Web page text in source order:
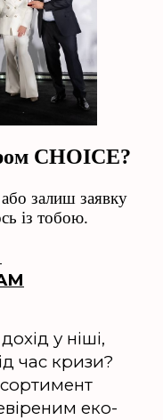
CHOICE?
або залиш заявку
із тобою.
у ніші,
час кризи?
еко-